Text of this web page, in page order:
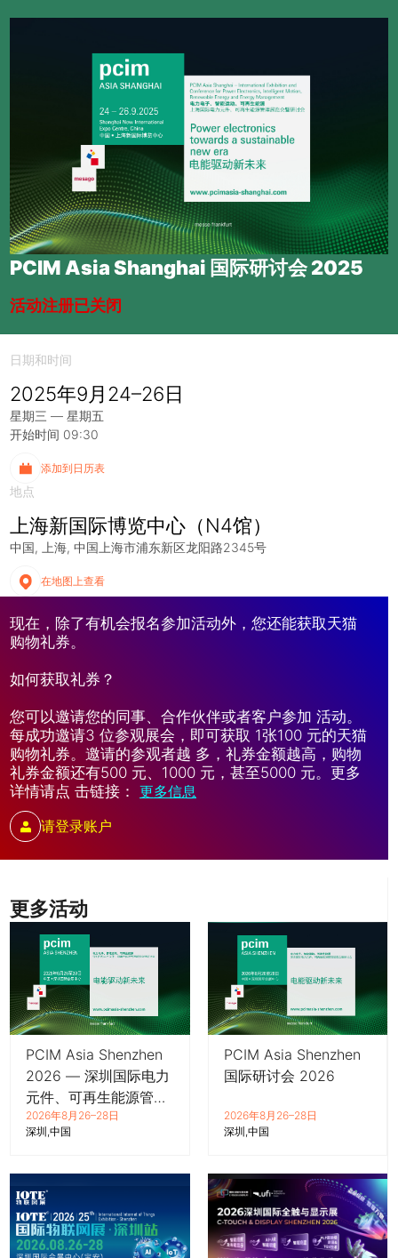
PCIM Asia Shanghai 国际研讨会 2025
活动注册已关闭
更多活动
PCIM Asia Shenzhen
2026 — 深圳国际电力
元件、可再生能源管理
展览会暨研讨会
2026年8月26–28日
深圳 中国
PCIM Asia Shenzhen
国际研讨会 2026
2026年8月26–28日
深圳 中国
日期和时间
2025年9月24–26日
星期三 — 星期五
开始时间 09:30
添加到日历表
地点
上海新国际博览中心（N4馆）
中国 上海 中国上海市浦东新区龙阳路2345号
在地图上查看
现在，除了有机会报名参加活动外，您还能获取天猫
购物礼券。
如何获取礼券？
您可以邀请您的同事、合作伙伴或者客户参加 活动。
每成功邀请3 位参观展会，即可获取 1张100 元的天猫
购物礼券。邀请的参观者越 多，礼券金额越高，购物
礼券金额还有500 元、1000 元，甚至5000 元。更多
详情请点 击链接： 更多信息
请登录账户